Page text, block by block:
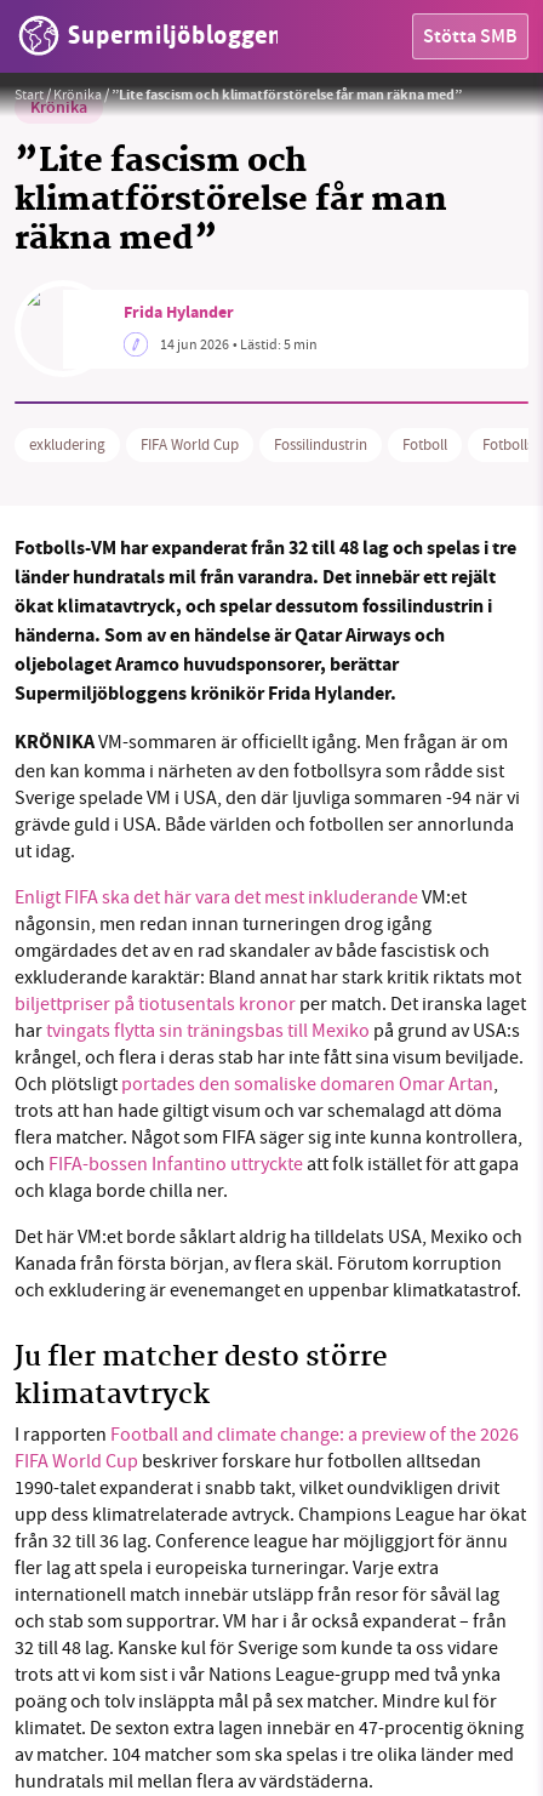
Supermiljöbloggen Stötta SMB
OMRÅDEN
MILJÖFAKTA
Sök Sparade inlägg Tipsa oss
Facebook
Threads
Start/Krönika/”Lite fascism och klimatförstörelse får man räkna med”
Krönika
”Lite fascism och
klimatförstörelse får man
räkna med”
Foto: Canva / Privat
Frida Hylander
14 jun 2026• Lästid:5 min
exkludering FIFA World Cup Fossilindustrin Fotboll Fotbolls-
Fotbolls-VM har expanderat från 32 till 48 lag och spelas i tre
länder hundratals mil från varandra. Det innebär ett rejält
ökat klimatavtryck, och spelar dessutom fossilindustrin i
händerna. Som av en händelse är Qatar Airways och
oljebolaget Aramco huvudsponsorer, berättar
Supermiljöbloggens krönikör Frida Hylander.
KRÖNIKAVM-sommaren är officiellt igång. Men frågan är om
den kan komma i närheten av den fotbollsyra som rådde sist
Sverige spelade VM i USA, den där ljuvliga sommaren -94 när vi
grävde guld i USA. Både världen och fotbollen ser annorlunda
ut idag.
Enligt FIFA ska det här vara det mest inkluderandeVM:et
någonsin, men redan innan turneringen drog igång
omgärdades det av en rad skandaler av både fascistisk och
exkluderande karaktär: Bland annat har stark kritik riktats mot
biljettpriser på tiotusentals kronor per match. Det iranska laget
hartvingats flytta sin träningsbas till Mexiko på grund av USA:s
krångel, och flera i deras stab har inte fått sina visum beviljade.
Och plötsligt portades den somaliske domaren Omar Artan,
trots att han hade giltigt visum och var schemalagd att döma
flera matcher. Något som FIFA säger sig inte kunna kontrollera,
och FIFA-bossen Infantino uttryckteatt folk istället för att gapa
och klaga borde chilla ner.
Det här VM:et borde såklart aldrig ha tilldelats USA, Mexiko och
Kanada från första början, av flera skäl. Förutom korruption
och exkludering är evenemanget en uppenbar klimatkatastrof.
Ju fler matcher desto större
klimatavtryck
I rapporten Football and climate change: a preview of the 2026
FIFA World Cup beskriver forskare hur fotbollen alltsedan
1990-talet expanderat i snabb takt, vilket oundvikligen drivit
upp dess klimatrelaterade avtryck. Champions League har ökat
från 32 till 36 lag. Conference league har möjliggjort för ännu
fler lag att spela i europeiska turneringar. Varje extra
internationell match innebär utsläpp från resor för såväl lag
och stab som supportrar. VM har i år också expanderat – från
32 till 48 lag. Kanske kul för Sverige som kunde ta oss vidare
trots att vi kom sist i vår Nations League-grupp med två ynka
poäng och tolv insläppta mål på sex matcher. Mindre kul för
klimatet. De sexton extra lagen innebär en 47-procentig ökning
av matcher. 104 matcher som ska spelas i tre olika länder med
hundratals mil mellan flera av värdstäderna.
SMB kämpar för en hållbar framtid. Sedan
starten 2010 har vår ideella redaktion drivit
miljödebatten framåt genom
nyhetsbevakning och granskningar. Nu vill vi
utveckla vårt arbete – och vi hoppas att du
vill hjälpa oss.
1231368703